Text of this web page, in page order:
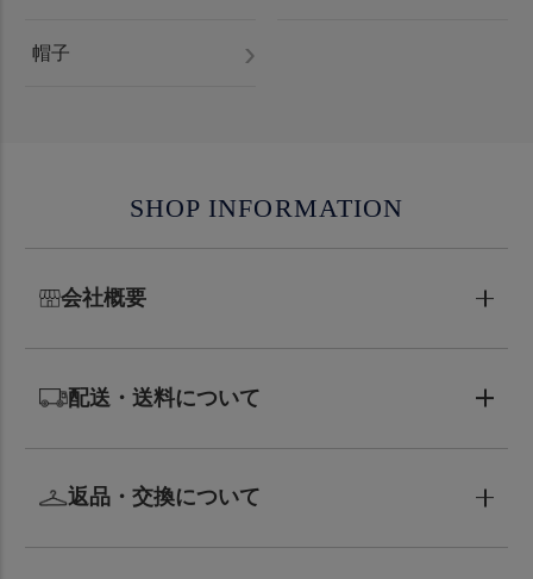
帽子
SHOP INFORMATION
会社概要
配送・送料について
返品・交換について